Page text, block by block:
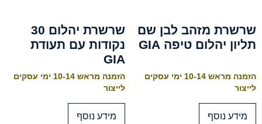
שרשרת מזהב לבן שם
תליון יהלום טיפה GIA
הזמנה מראש 10-14 ימי עסקים
לייצור
מידע נוסף
שרשרת יהלום 30
נקודות עם תעודת
GIA
הזמנה מראש 10-14 ימי עסקים
לייצור
מידע נוסף